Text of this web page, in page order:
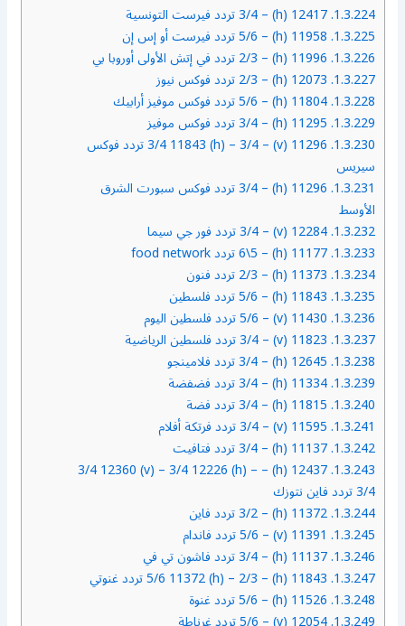
1.3.224. 12417 (h) – 3/4 تردد فيرست التونسية
1.3.225.
1.3.226.
1.3.227.
1.3.228. 11804 (h) – 5/6 تردد فوكس موفيز أرابيك
1.3.229.
1.3.230.
11296 (v) – 3/4 11843 (h) – 3/4 تردد فوكس
سيريس
1.3.231.
11296 (h) – 3/4 تردد فوكس سبورت الشرق
الأوسط
1.3.232. 12284 (v) – 3/4 تردد فور جي سيما
1.3.233. 11177 (h) – 6\5 تردد food network
1.3.234.
1.3.235.
1.3.236.
1.3.237.
1.3.238.
1.3.239. 11334 (h) – 3/4 تردد فضفضة
1.3.240.
1.3.241.
1.3.242. 11137 (h) – 3/4 تردد فتافيت
1.3.243.
12437 (h) – 3/4 12360 (v) – 3/4 12226 (h) –
3/4 تردد فاين نتوزك
1.3.244. 11372 (h) – 3/2 تردد فاين
1.3.245.
1.3.246. 11137 (h) – 3/4 تردد فاشون تي في
1.3.247.
1.3.248.